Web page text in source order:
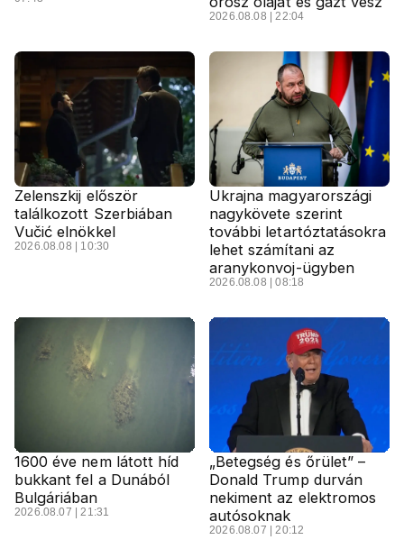
2026.08.08 | 22:04
Zelenszkij először
találkozott Szerbiában
Vučić elnökkel
2026.08.08 | 10:30
Ukrajna magyarországi
nagykövete szerint
további letartóztatásokra
lehet számítani az
aranykonvoj-ügyben
2026.08.08 | 08:18
1600 éve nem látott híd
bukkant fel a Dunából
Bulgáriában
2026.08.07 | 21:31
„Betegség és őrület” –
Donald Trump durván
nekiment az elektromos
autósoknak
2026.08.07 | 20:12